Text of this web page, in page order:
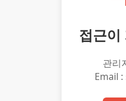
접근이
관리
Email